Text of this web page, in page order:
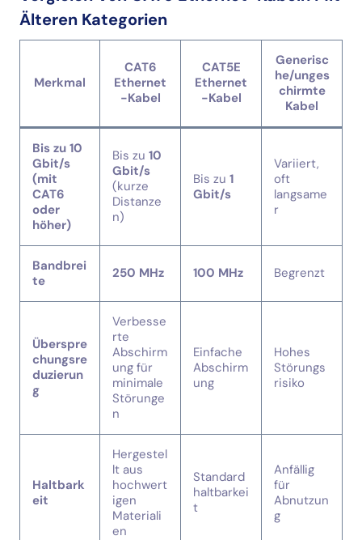
Älteren Kategorien
Merkmal
CAT6
Ethernet
-Kabel
CAT5E
Ethernet
-Kabel
Generisc
he/unges
chirmte
Kabel
Bis zu 10
Gbit/s
(mit
CAT6
oder
höher)
Bis zu 10
Gbit/s
(kurze
Distanze
n)
Bis zu 1
Gbit/s
Variiert,
oft
langsame
r
Bandbrei
te
250 MHz 100 MHz Begrenzt
Überspre
chungsre
duzierun
g
Verbesse
rte
Abschirm
ung für
minimale
Störunge
n
Einfache
Abschirm
ung
Hohes
Störungs
risiko
Haltbark
eit
Hergestel
lt aus
hochwert
igen
Materiali
en
Standard
haltbarkei
t
Anfällig
für
Abnutzun
g